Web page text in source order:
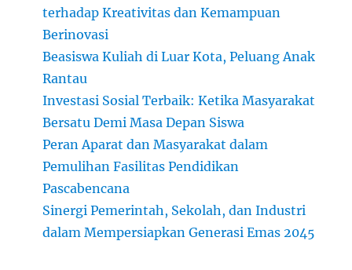
terhadap Kreativitas dan Kemampuan
Berinovasi
Beasiswa Kuliah di Luar Kota, Peluang Anak
Rantau
Investasi Sosial Terbaik: Ketika Masyarakat
Bersatu Demi Masa Depan Siswa
Peran Aparat dan Masyarakat dalam
Pemulihan Fasilitas Pendidikan
Pascabencana
Sinergi Pemerintah, Sekolah, dan Industri
dalam Mempersiapkan Generasi Emas 2045